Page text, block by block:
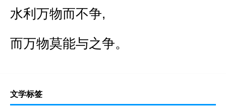
水利万物而不争,
而万物莫能与之争。
文学标签